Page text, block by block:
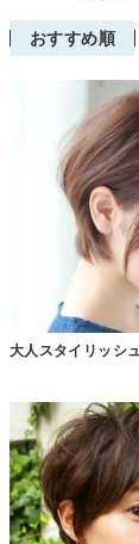
おすすめ順
大人スタイリッシュ